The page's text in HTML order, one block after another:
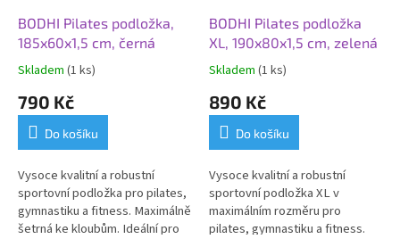
BODHI Pilates podložka,
185x60x1,5 cm, černá
Skladem (1 ks)
790 Kč
Do košíku
Vysoce kvalitní a robustní
sportovní podložka pro pilates,
gymnastiku a fitness. Maximálně
šetrná ke kloubům. Ideální pro
BODHI Pilates podložka
XL, 190x80x1,5 cm, zelená
Skladem (1 ks)
890 Kč
Do košíku
Vysoce kvalitní a robustní
sportovní podložka XL v
maximálním rozměru pro
pilates, gymnastiku a fitness.